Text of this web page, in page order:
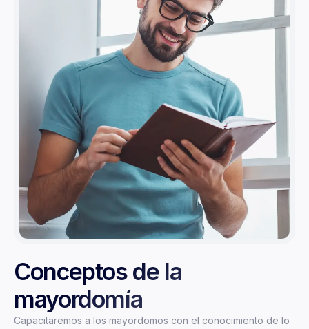
Conceptos de la
mayordomía
Capacitaremos a los mayordomos con el conocimiento de lo